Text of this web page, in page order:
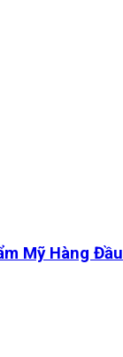
Mỹ Hàng Đầu